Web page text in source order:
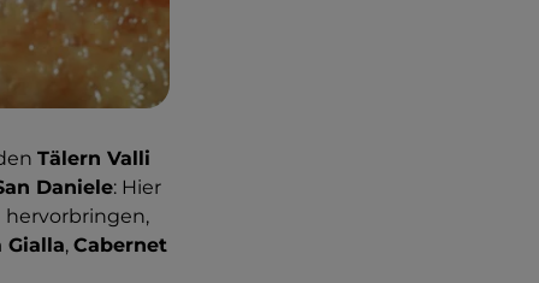
Tälern Valli
Daniele: Hier
Gialla, Cabernet